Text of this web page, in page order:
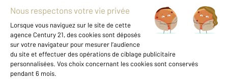
Mentions légales & CGU et Barèmes d'honoraires
Données personnelles
Gestionnaire des cookies